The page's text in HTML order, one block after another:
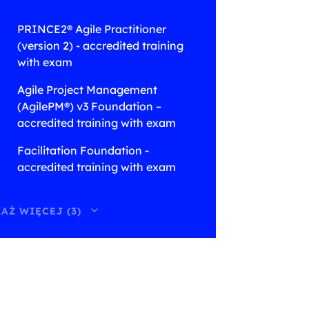
exam
PRINCE2® Agile Practitioner
(version 2) - accredited training
with exam
Agile Project Management
(AgilePM®) v3 Foundation –
accredited training with exam
Facilitation Foundation -
accredited training with exam
WIĘCEJ (3)